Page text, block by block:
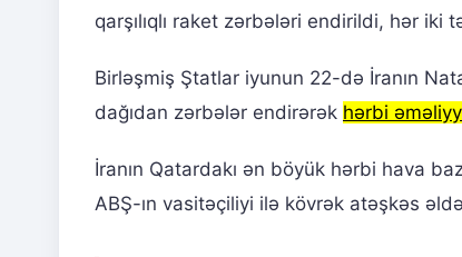
qarşılıqlı raket zərbələri endirildi, hər iki
Birləşmiş Ştatlar iyunun 22-də İranın
dağıdan zərbələr endirərək hərbi
İranın Qatardakı ən böyük hərbi hava
ABŞ-ın vasitəçiliyi ilə kövrək atəşkəs